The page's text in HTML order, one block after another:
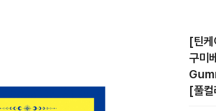
[틴
구미
[풀